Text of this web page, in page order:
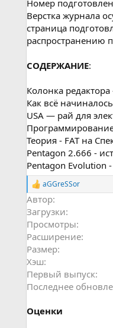
Номер
Верстка журнала
страница
распространению
СОДЕРЖАНИЕ:
Колонка
Как всё
USA — рай для
Программирование
Теория - FAT на
Pentagon 2.666 -
Pentagon Evolution
Р
е
а
к
ц
и
и
:
aGGreSSor
Автор
Загрузки
Просмотры
Расширение
Размер
Хэш
Первый выпуск
Последнее
Оценки